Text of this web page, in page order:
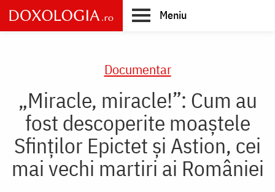
Skip
to
main
Meniu
Documentar
„Miracle, miracle!”: Cum au
fost descoperite moaștele
Sfinților Epictet și Astion, cei
mai vechi martiri ai României